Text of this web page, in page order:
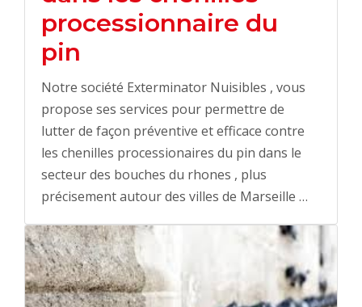
processionnaire du
pin
Notre société Exterminator Nuisibles , vous
propose ses services pour permettre de
lutter de façon préventive et efficace contre
les chenilles processionaires du pin dans le
secteur des bouches du rhones , plus
précisement autour des villes de Marseille …